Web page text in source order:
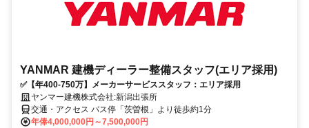
YANMAR 建機ディーラー整備スタッフ(エリア採用)
✅【年400-750万】メーカーサービススタッフ：エリア採用
ヤンマー建機株式会社:新潟出張所
交通・アクセス バス停「茨曽根」より徒歩約1分
年俸4,000,000円～7,500,000円